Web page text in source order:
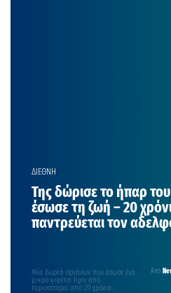
ΔΙΕΘΝΗ
Της δώρισε το ήπαρ
έσωσε τη ζωή – 20
παντρεύεται τον
Από
Μία δωρεά οργάνων που έσωσε ένα
μικρό κορίτσι πριν από
περισσότερα από 20 χρόνια